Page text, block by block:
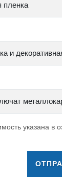
пленка
и
указана в